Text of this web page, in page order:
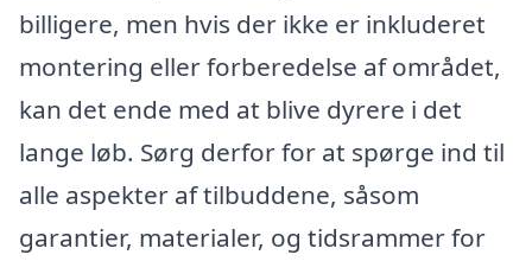
billigere, men hvis der ikke er inkluderet
montering eller forberedelse af området,
kan det ende med at blive dyrere i det
lange løb. Sørg derfor for at spørge ind til
alle aspekter af tilbuddene, såsom
garantier, materialer, og tidsrammer for